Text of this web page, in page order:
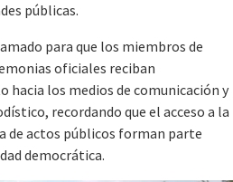
públicas.
para que los miembros de
oficiales reciban
hacia los medios de comunicación y
recordando que el acceso a la
de actos públicos forman parte
democrática.